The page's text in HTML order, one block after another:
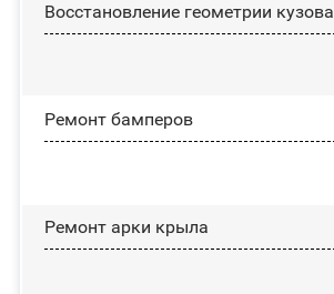
Восстановление геометрии кузова
Ремонт бамперов
Ремонт арки крыла